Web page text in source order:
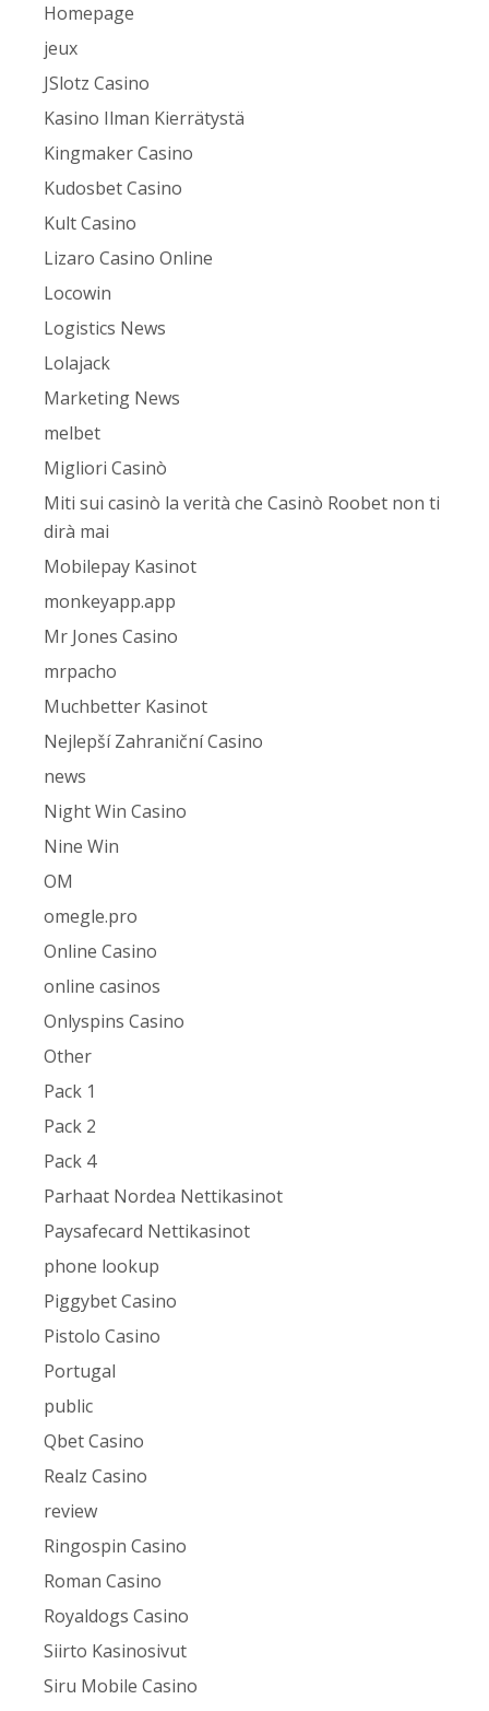
Homepage
jeux
JSlotz Casino
Kasino Ilman Kierrätystä
Kingmaker Casino
Kudosbet Casino
Kult Casino
Lizaro Casino Online
Locowin
Logistics News
Lolajack
Marketing News
melbet
Migliori Casinò
Miti sui casinò la verità che Casinò Roobet non ti
dirà mai
Mobilepay Kasinot
monkeyapp.app
Mr Jones Casino
mrpacho
Muchbetter Kasinot
Nejlepší Zahraniční Casino
news
Night Win Casino
Nine Win
OM
omegle.pro
Online Casino
online casinos
Onlyspins Casino
Other
Pack 1
Pack 2
Pack 4
Parhaat Nordea Nettikasinot
Paysafecard Nettikasinot
phone lookup
Piggybet Casino
Pistolo Casino
Portugal
public
Qbet Casino
Realz Casino
review
Ringospin Casino
Roman Casino
Royaldogs Casino
Siirto Kasinosivut
Siru Mobile Casino